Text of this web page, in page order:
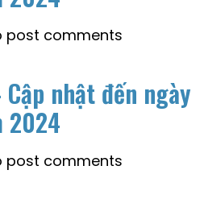
post comments
Cập nhật đến ngày
2024
post comments